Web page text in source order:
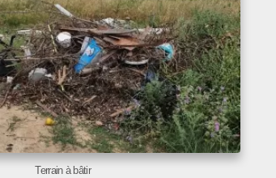
Terrain à bâtir